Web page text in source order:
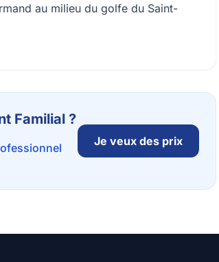
au milieu du golfe du Saint-
Familial ?
Je veux des prix